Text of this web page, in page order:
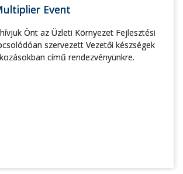
Event
Önt az Üzleti Környezet Fejlesztési
szervezett Vezetői készségek
című rendezvényünkre.